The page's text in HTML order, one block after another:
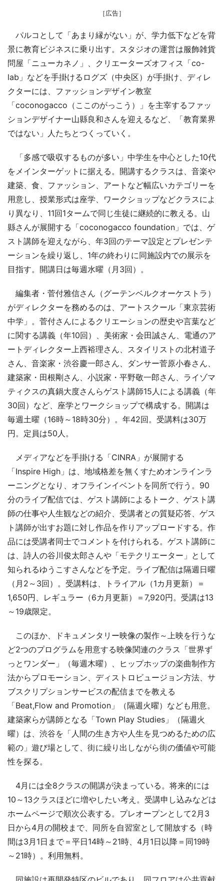
［広告］
パルコとして「あまり縁がない」が、学力低下などを背
景に教育ビジネスに乗り出す。スタジオの運営は服飾雑貨
問屋「ニューカネノ」、クリエーターズオフィス「co-
lab」などを手掛けるログズ（中央区）が手掛け、ディレ
クターには、ファッションデザイン教室
「coconogacco（ここのがっこう）」を主宰するファッ
ションデザイナー山縣良和さんを迎えるなど、「教育業界
ではない」人たちとつくっていく。
「多感で吸収するものが多い」中学生を中心とした10代
をメインターゲットに据える。開講するクラスは、音楽や
建築、食、ファッション、アートなど幅広いカテゴリーを
用意し、授業形式は座学、ワークショップなどクラスによ
り異なり、11回1タームで同じ生徒に継続的に教える。山
縣さんが展開する「coconogacco foundation」では、ゲ
スト講師を迎えながら、年3回のテーマ設定とプレゼンテ
ーションを繰り返し、1年の終わりに同施設内での展示を
目指す。開講日は毎週水曜（月3回）。
編集者・菅付雅信さん（グーテンベルクオーケストラ）
がディレクターを務めるのは、アートスクール「東京芸術
中学」。菅付さんによるクリエーションの歴史や言葉など
に関する講義（年10回）、美術家・会田誠さん、電通のア
ートディレクター上西裕理さん、スタイリストの北村道子
さん、音楽家・渋谷慶一郎さん、ダンサー菅原小春さん、
建築家・田根剛さん、小説家・平野敬一郎さん、ライゾマ
ティクスの真鍋大度さんらゲスト講師15人による講義（年
30回）など、座学とワークショップで構成する。開講は
毎週土曜（16時～18時30分）。年42回。受講料は30万
円。定員は50人。
メディアなどを手掛ける「CINRA」が展開する
「Inspire High」は、地域格差を無くすためオンラインラ
ーニングとなり、オフラインイベントを同所で行う。90
分のライブ配信では、ゲスト講師によるトーク、ゲスト講
師の仕事や人生観などの紹介、受講者との質疑応答、ゲス
ト講師が出すお題に対し作品を作りアップロードする。作
品には受講者同士でコメントを付けられる。ゲスト講師に
は、詩人の谷川俊太郎さんや「モテクリエーター」として
知られるゆうこすさんなどを予定。ライブ配信は隔週日曜
（月2～3回）。受講料は、トライアル（1カ月更新）＝
1,650円、レギュラー（6カ月更新）＝7,920円。受講は13
～19歳限定。
このほか、ドキュメンタリー映像の製作～上映を行うな
ど2つのプログラムを用意する映像関連のクラス「世界ず
っとワンダー」（毎週木曜）、ヒップホップの楽曲制作方
法からプロモーション、ディストロビュージョン方法、サ
ブスクリプションサービスの配信までを教える
「Beat,Flow and Promotion」（隔週火曜）なども用意。
建築家らが講師となる「Town Play Studies」（隔週火
曜）は、渋谷を「人間の生き方や人生を見つめるための広
範の」遊び場として、街に繰り出しながら街の価値や可能
性を探る。
4月には全8クラスの開講が決まっている。将来的には
10～13クラスほどに増やしたい考え。受講申し込みなどは
ホームページで順次公表する。プレオープンとして2月3
日から4月の開校まで、同所を自習室として開放する（時
間は3月1日まで＝平日14時～21時、4月1日以降＝同19時
～21時）。利用無料。